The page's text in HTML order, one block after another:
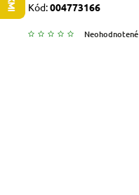
Kód:004773166
Neohodnotené